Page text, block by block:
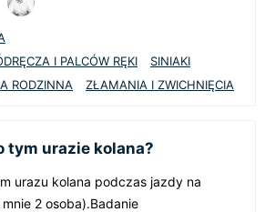
I PALCÓW RĘKI
SINIAKI
RODZINNA ZŁAMANIA I ZWICHNIĘCIA
tym urazie kolana?
urazu kolana podczas jazdy na
2 osoba).Badanie